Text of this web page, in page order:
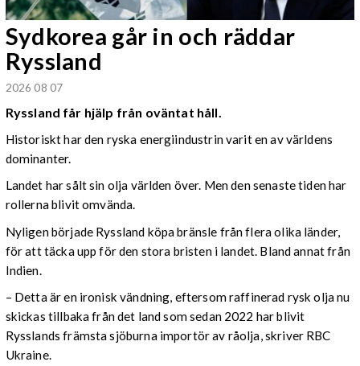
Sydkorea går in och räddar
Ryssland
2026 08 07
Ryssland får hjälp från oväntat håll.
Historiskt har den ryska energiindustrin varit en av världens
dominanter.
Landet har sålt sin olja världen över. Men den senaste tiden har
rollerna blivit omvända.
Nyligen började Ryssland köpa bränsle från flera olika länder,
för att täcka upp för den stora bristen i landet. Bland annat från
Indien.
– Detta är en ironisk vändning, eftersom raffinerad rysk olja nu
skickas tillbaka från det land som sedan 2022 har blivit
Rysslands främsta sjöburna importör av råolja, skriver RBC
Ukraine.